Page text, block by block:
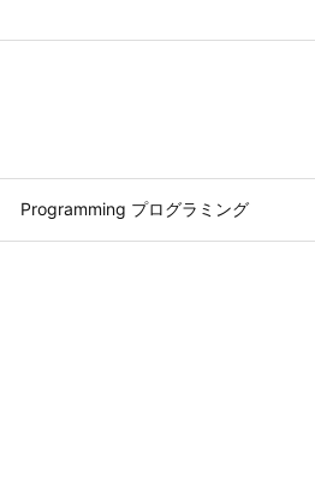
Programming プログラミング